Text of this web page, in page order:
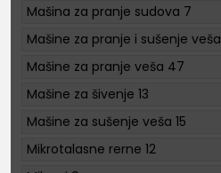
Mašina za pranje sudova 7
Mašine za pranje i sušenje veša
Mašine za pranje veša 47
Mašine za šivenje 13
Mašine za sušenje veša 15
Mikrotalasne rerne 12